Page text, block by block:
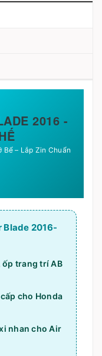
2016 -
Bể – Lắp Zin Chuẩn
Blade 2016-
trang trí AB
cho Honda
nhan cho Air